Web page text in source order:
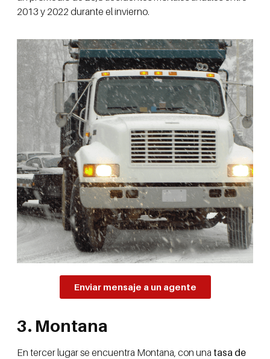
2013 y 2022 durante el invierno.
Enviar mensaje a un agente
3. Montana
En tercer lugar se encuentra Montana, con una tasa de